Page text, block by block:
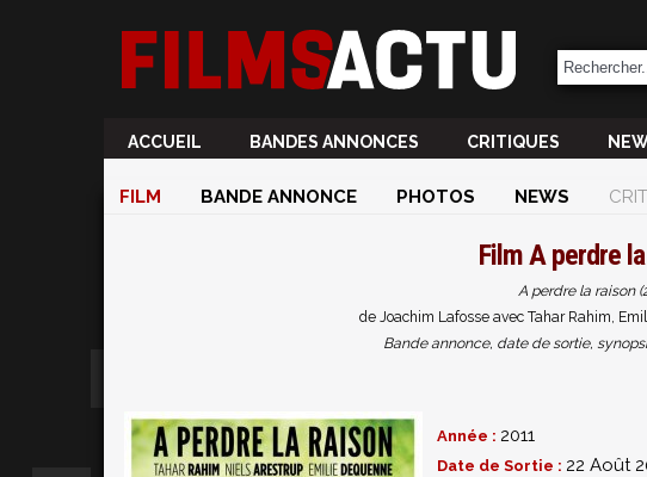
ACCUEIL BANDES ANNONCES CRITIQUES
FILM BANDE ANNONCE PHOTOS NEWS
FilmA perdre
A perdre la raison
de Joachim Lafosse avec Tahar Rahim,
Bande annonce, date de sortie,
Année : 2011
Date de Sortie : 22 Août